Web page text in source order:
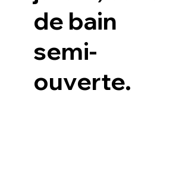
de bain
semi-
ouverte.